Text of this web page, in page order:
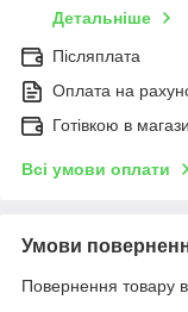
Детальніше
Післяплата
Оплата на
Готівкою в
Всі умови оплати
Умови
Повернення товару